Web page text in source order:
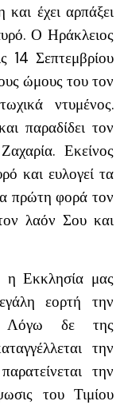
και έχει αρπάξει
Ο Ηράκλειος
14 Σεπτεμβρίου
ώμους του τον
ντυμένος.
παραδίδει τον
Εκείνος
και ευλογεί τα
πρώτη φορά τον
λαόν Σου και
η Εκκλησία μας
εορτή την
Λόγω δε της
την
την
του Τιμίου